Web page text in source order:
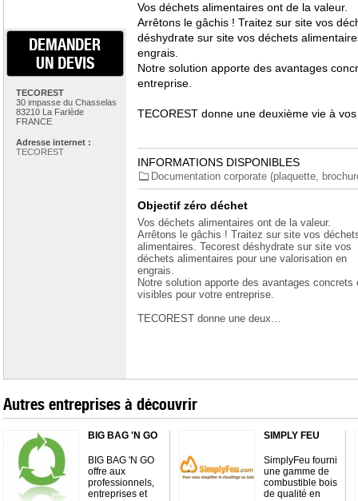
DEMANDER
UN DEVIS
TECOREST
30 impasse du Chasselas
83210 La Farlède
FRANCE
Adresse internet :
TECOREST
Vos déchets alimentaires ont de la valeur.
Arrêtons le gâchis ! Traitez sur site vos
déshydrate sur site vos déchets
engrais.
Notre solution apporte des avantages
entreprise.
TECOREST donne une deuxième vie à
INFORMATIONS DISPONIBLES
Documentation corporate (plaquette,
Objectif zéro déchet
Vos déchets alimentaires ont de la valeur.
Arrêtons le gâchis ! Traitez sur site vos
alimentaires. Tecorest déshydrate sur site vos
déchets alimentaires pour une valorisation en
engrais.
Notre solution apporte des avantages concrets
visibles pour votre entreprise.
TECOREST donne une deux…
Autres entreprises à découvrir
BIG BAG 'N GO
BIG BAG 'N GO
offre aux
professionnels,
entreprises et
SIMPLY FEU
SimplyFeu fourni
une gamme de
combustible bois
de qualité en